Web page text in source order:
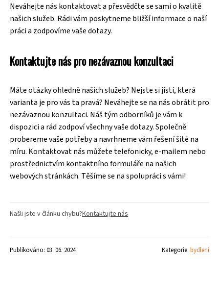
Neváhejte nás kontaktovat a přesvědčte se sami o kvalitě
našich služeb. Rádi vám poskytneme bližší informace o naší
práci a zodpovíme vaše dotazy.
Kontaktujte nás pro nezávaznou konzultaci
Máte otázky ohledně našich služeb? Nejste si jistí, která
varianta je pro vás ta pravá? Neváhejte se na nás obrátit pro
nezávaznou konzultaci. Náš tým odborníků je vám k
dispozici a rád zodpoví všechny vaše dotazy. Společně
probereme vaše potřeby a navrhneme vám řešení šité na
míru. Kontaktovat nás můžete telefonicky, e-mailem nebo
prostřednictvím kontaktního formuláře na našich
webových stránkách. Těšíme se na spolupráci s vámi!
Našli jste v článku chybu?Kontaktujte nás
Publikováno: 03. 06. 2024 Kategorie: bydlení